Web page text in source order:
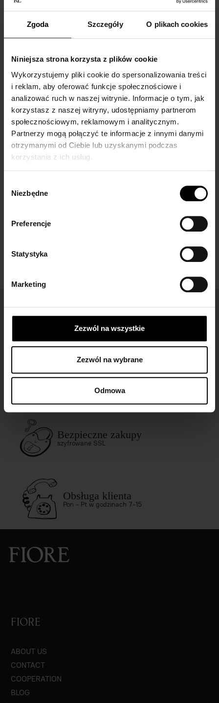
Zgoda Szczegóły O plikach cookies
Niniejsza strona korzysta z plików cookie
Wykorzystujemy pliki cookie do spersonalizowania treści
i reklam, aby oferować funkcje społecznościowe i
analizować ruch w naszej witrynie. Informacje o tym, jak
korzystasz z naszej witryny, udostępniamy partnerom
społecznościowym, reklamowym i analitycznym.
Partnerzy mogą połączyć te informacje z innymi danymi
otrzymanymi od Ciebie lub uzyskanymi podczas
korzystania z ich usług.
zgody
Niezbędne
Preferencje
Statystyka
Marketing
Zezwól na wszystkie
Zezwól na wybrane
Odmowa
Skarpetki do
mokasynów
damskich –
inspiracje i trendy
What to wear
fishnet tights with
and how to style
them? Our guide
runways and everyday
outfits. Once associated...
Darmowa dostawa
Bezpieczne zakupy
szyfrowane SSL
Obsługa klienta
Pon - Pt w godzinach 7-15
FIORE
ABOUT US
CONTACT
COOPERATION
BLOG